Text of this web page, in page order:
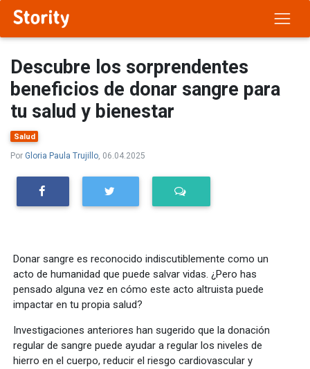
Descubre los sorprendentes
beneficios de donar sangre para
tu salud y bienestar
Salud
Por Gloria Paula Trujillo , 06.04.2025
Donar sangre es reconocido indiscutiblemente como un
acto de humanidad que puede salvar vidas. ¿Pero has
pensado alguna vez en cómo este acto altruista puede
impactar en tu propia salud?
Investigaciones anteriores han sugerido que la donación
regular de sangre puede ayudar a regular los niveles de
hierro en el cuerpo, reducir el riesgo cardiovascular y